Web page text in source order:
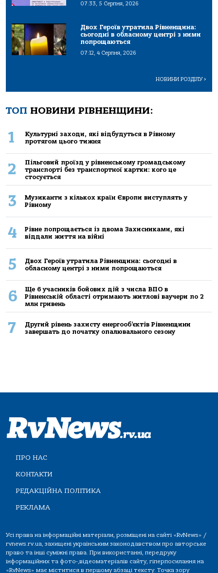
07:33, 5 Серпня, 2026
Двох Героїв утратила Рівненщина:
сьогодні в обласному центрі з ними
попрощаються
07:12, 4 Серпня, 2026
НОВИНИ РОЗДІЛУ>
ТОП НОВИНИ РІВНЕНЩИНИ:
1
Культурні заходи, які відбудуться в Рівному
протягом цього тижня
2
Пільговий проїзд у рівненському громадському
транспорті без транспортної картки: кого це
стосується
3
Музиканти з кількох країн Європи виступлять у
Рівному
4
Рівне попрощається із двома Захисниками, які
віддали життя на війні
5
Двох Героїв утратила Рівненщина: сьогодні в
обласному центрі з ними попрощаються
6
Ще 6 учасників бойових дій з числа ВПО в
Рівненській області отримають житлові ваучери по 2
млн гривень
7
Другий рівень захисту енергооб’єктів Рівненщини
завершать до початку опалювального сезону
ПРО НАС
КОНТАКТИ
РЕДАКЦІЙНА ПОЛІТИКА
РЕКЛАМА
Усі права на інформаційні матеріали, розміщені на сайті «RvNews» /
rvnews.rv.ua, захищені українським законодавством про авторське
право та інші суміжні права. При використанні, передруку
інформаційних та фото-,відеоматеріалів сайту, гіперпосилання на
«RvNews» має міститися в першому абзаці тексту. Точка зору